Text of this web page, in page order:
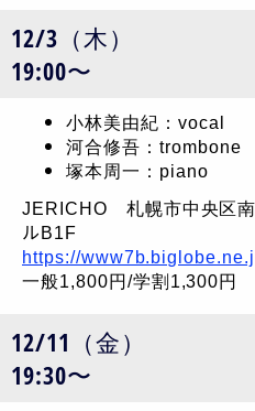
12/3（木）
19:00〜
小林美由紀：vocal
河合修吾：trombone
塚本周一：piano
JERICHO 札幌市中央区
ルB1F
https://
一般1,800円/学割1,300円
12/11（金）
19:30〜